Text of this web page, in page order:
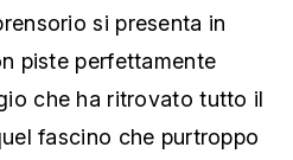
si presenta in
piste perfettamente
che ha ritrovato tutto il
fascino che purtroppo